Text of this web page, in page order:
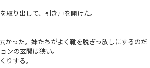
り出して、引き戸を開けた。
った。妹たちがよく靴を脱ぎっ放しにするのだ
ンの玄関は狭い。
する。